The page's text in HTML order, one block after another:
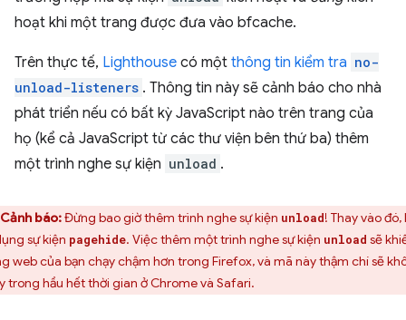
hoạt khi một trang được đưa vào bfcache.
Trên thực tế, Lighthouse có một thông tin kiểm tra no-
unload-listeners . Thông tin này sẽ cảnh báo cho nhà
phát triển nếu có bất kỳ JavaScript nào trên trang của
họ (kể cả JavaScript từ các thư viện bên thứ ba) thêm
một trình nghe sự kiện unload .
Cảnh báo:Đừng bao giờ thêm trình nghe sự kiện unload! Thay vào đó,
sự kiện pagehide. Việc thêm một trình nghe sự kiện unload sẽ
web của bạn chạy chậm hơn trong Firefox, và mã này thậm chí sẽ
trong hầu hết thời gian ở Chrome và Safari.